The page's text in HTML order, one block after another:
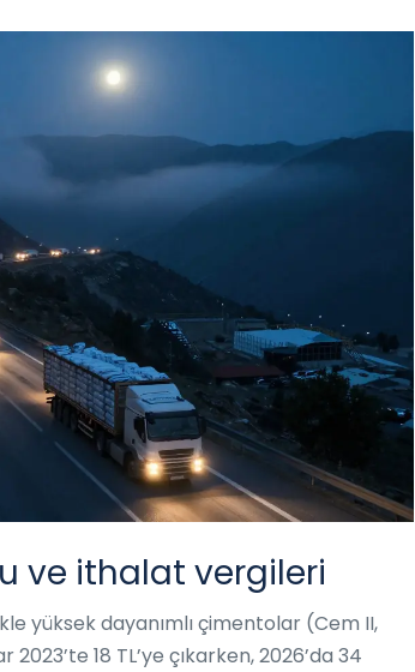
ve ithalat vergileri
yüksek dayanımlı çimentolar (Cem II,
18 TL’ye çıkarken, 2026’da 34